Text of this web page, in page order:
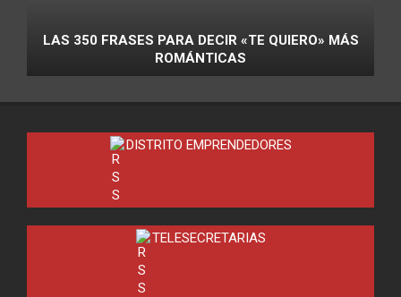
LAS 350 FRASES PARA DECIR «TE QUIERO» MÁS
ROMÁNTICAS
DISTRITO EMPRENDEDORES
TELESECRETARIAS